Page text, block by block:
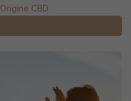
Origine CBD